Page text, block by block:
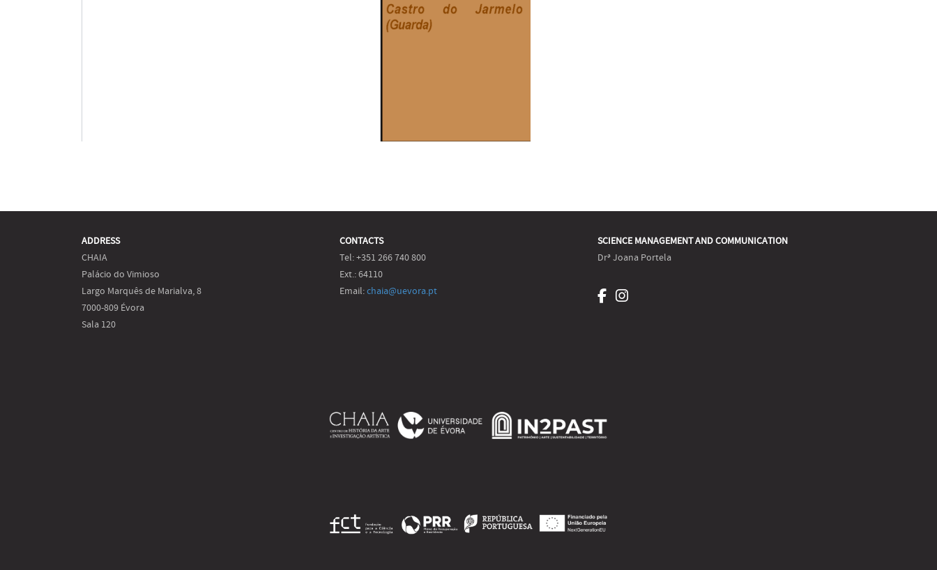
ADDRESS
CHAIA
Palácio do Vimioso
Largo Marquês de Marialva, 8
7000-809 Évora
Sala 120
CONTACTS
Tel: +351 266 740 800
Ext.: 64110
Email:chaia@uevora.pt
SCIENCE MANAGEMENT AND COMMUNICATION
Drª Joana Portela